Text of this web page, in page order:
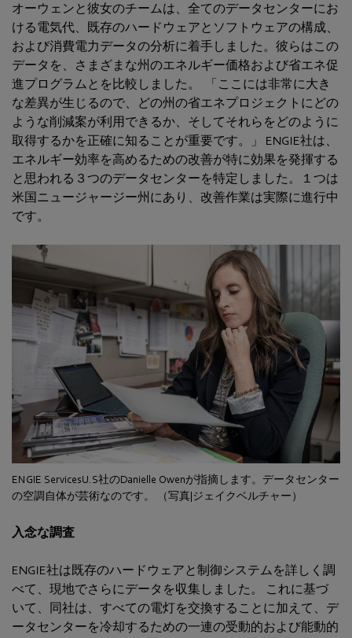
オーウェンと彼女のチームは、全てのデータセンターにお
ける電気代、既存のハードウェアとソフトウェアの構成、
および消費電力データの分析に着手しました。彼らはこの
データを、さまざまな州のエネルギー価格および省エネ促
進プログラムとを比較しました。 「ここには非常に大き
な差異が生じるので、どの州の省エネプロジェクトにどの
ような削減案が利用できるか、そしてそれらをどのように
取得するかを正確に知ることが重要です。」 ENGIE社は、
エネルギー効率を高めるための改善が特に効果を発揮する
と思われる３つのデータセンターを特定しました。１つは
米国ニュージャージー州にあり、改善作業は実際に進行中
です。
ENGIE ServicesU.S社のDanielle Owenが指摘します。データセンター
の空調自体が芸術なのです。 （写真|ジェイクベルチャー）
入念な調査
ENGIE社は既存のハードウェアと制御システムを詳しく調
べて、現地でさらにデータを収集しました。 これに基づ
いて、同社は、すべての電灯を交換することに加えて、デ
ータセンターを冷却するための一連の受動的および能動的